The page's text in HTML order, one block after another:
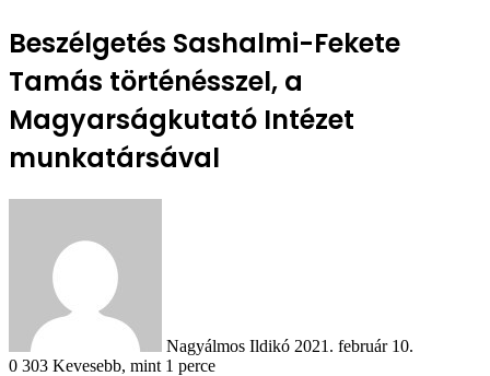
Beszélgetés Sashalmi-Fekete
Tamás történésszel, a
Magyarságkutató Intézet
munkatársával
Nagyálmos Ildikó 2021. február 10.
0 303 Kevesebb, mint 1 perce